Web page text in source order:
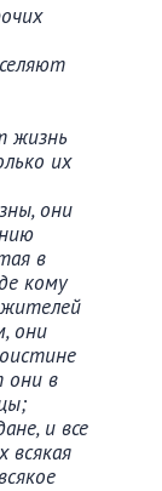
жизнь
их
они
в
кому
они
они в
и все